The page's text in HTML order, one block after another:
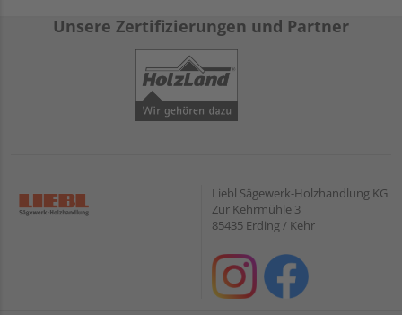
Unsere Zertifizierungen und Partner
Liebl Sägewerk-Holzhandlung KG
Zur Kehrmühle 3
85435 Erding / Kehr